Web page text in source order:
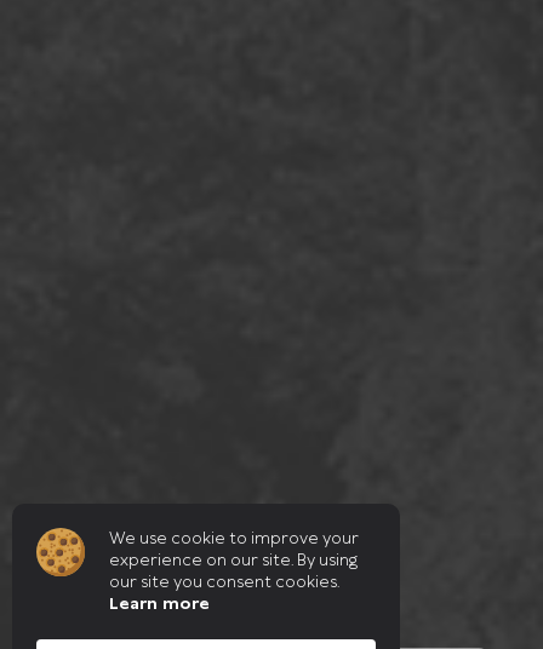
We use cookie to improve your
experience on our site. By using
our site you consent cookies.
Learn more